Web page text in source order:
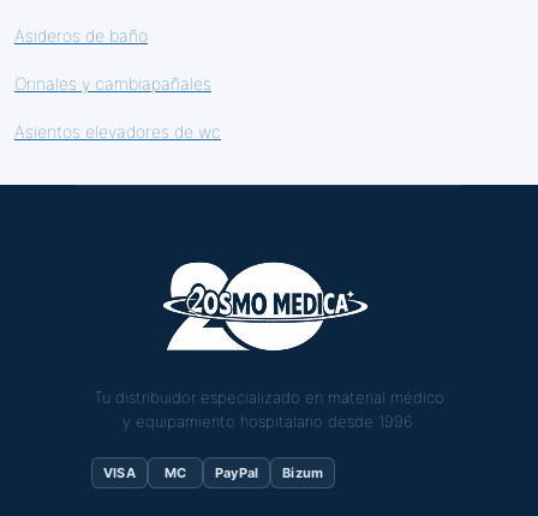
Asideros de baño
Orinales y cambiapañales
Asientos elevadores de wc
Tu distribuidor especializado en material médico
y equipamiento hospitalario desde 1996.
VISA MC PayPal Bizum